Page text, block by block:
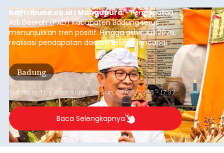
balitribune.co.id | Mangupura- Pendapatan
Asli Daerah (PAD) Kabupaten Badung terus
menunjukkan tren positif. Hingga akhir Juli 2026,
realisasi pendapatan daerah telah mencapai
Rp4,1 triliun atau rata-rata sekitar Rp730 miliar
per bulan, meningkat signifikan dibandingkan
rata-rata penerimaan sebelumnya yang berkisar
Rp350 miliar hingga Rp400 miliar per bulan.
Badung
Submitted by contributor onSun, 08/09/2026 - 17:37
Baca Selengkapnya